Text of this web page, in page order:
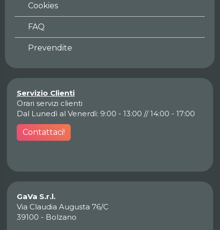
Cookies
FAQ
Prevendite
Servizio Clienti
Orari servizi clienti
Dal Lunedì al Venerdì: 9:00 - 13:00 // 14:00 - 17:00
Contattaci!
GaVa S.r.l.
Via Claudia Augusta 76/C
39100 - Bolzano